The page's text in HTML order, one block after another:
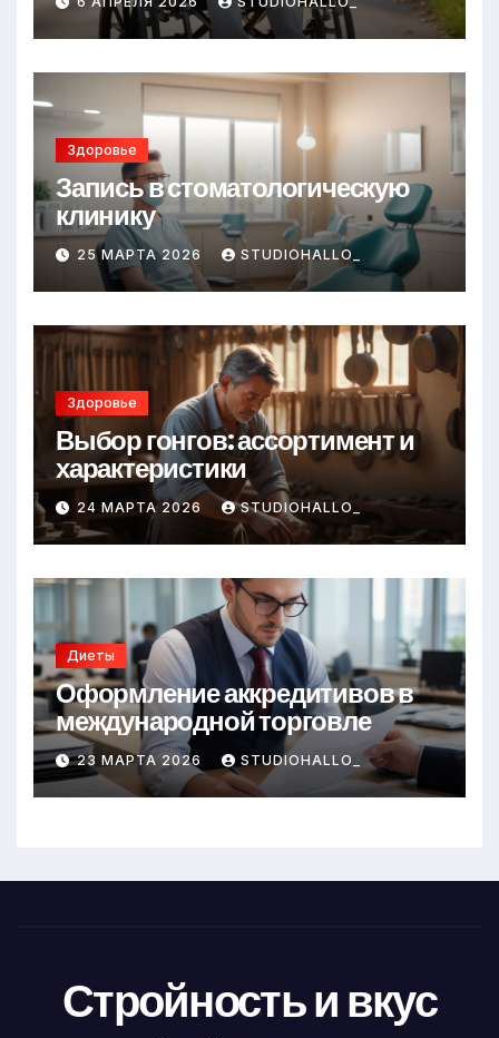
Здоровье
Запись в стоматологическую
клинику
25 МАРТА 2026 STUDIOHALLO_
Здоровье
Выбор гонгов: ассортимент и
характеристики
24 МАРТА 2026 STUDIOHALLO_
Диеты
Оформление аккредитивов в
международной торговле
23 МАРТА 2026 STUDIOHALLO_
Стройность и вкус